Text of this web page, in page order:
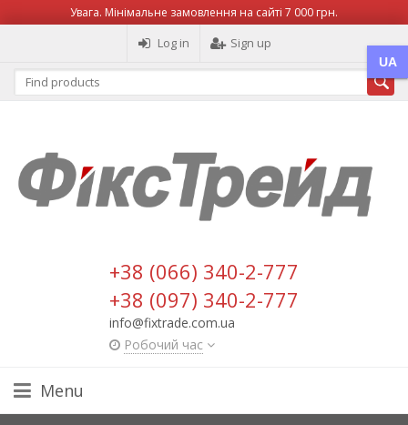
UA
Увага. Мінімальне замовлення на сайті 7 000 грн.
Log in Sign up
+38 (066) 340-2-777
+38 (097) 340-2-777
info@fixtrade.com.ua
Робочий час
Menu